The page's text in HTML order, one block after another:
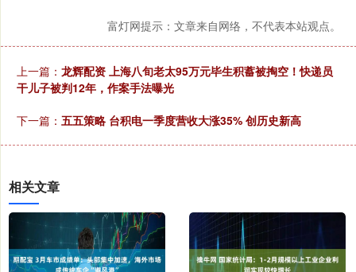
富灯网提示：文章来自网络，不代表本站观点。
上一篇： 龙辉配资 上海八旬老太95万元毕生积蓄被掏空！快递员
干儿子被判12年，作案手法曝光
下一篇： 五五策略 台积电一季度营收大涨35% 创历史新高
相关文章